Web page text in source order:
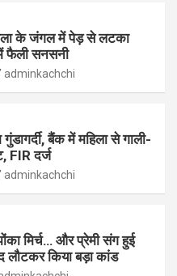
के जंगल में पेड़ से लटका
फैली सनसनी
adminkachchi
बैंक में महिला से गाली-
FIR दर्ज
adminkachchi
मिर्च… और प्रेमी संग हुई
लौटकर किया बड़ा कांड